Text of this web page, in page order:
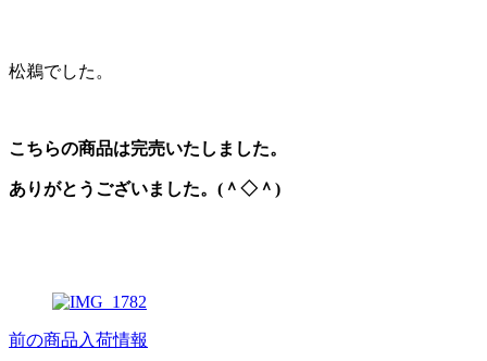
松鵜でした。
こちらの商品は完売いたしました。
ありがとうございました。(＾◇＾)
前の商品入荷情報